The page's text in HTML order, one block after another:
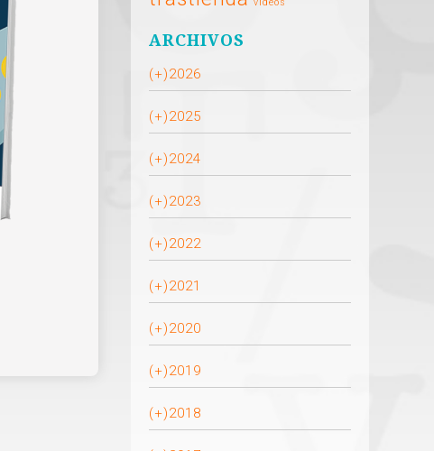
ARCHIVOS
(+)2026
(+)2025
(+)2024
(+)2023
(+)2022
(+)2021
(+)2020
(+)2019
(+)2018